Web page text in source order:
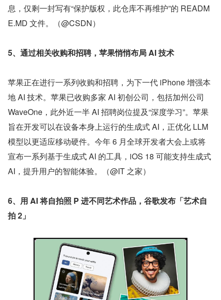
息，仅剩一封写有“保护版权，此仓库不再维护”的 READM
E.MD 文件。（@CSDN）
5、通过相关收购和招聘，苹果悄悄布局 AI 技术
苹果正在进行一系列收购和招聘，为下一代 iPhone 增强本
地 AI 技术。苹果已收购多家 AI 初创公司，包括加州公司
WaveOne，此外近一半 AI 招聘岗位提及“深度学习”。苹果
旨在开发可以在设备本身上运行的生成式 AI，正优化 LLM
模型以更适应移动硬件。今年 6 月全球开发者大会上或将
宣布一系列基于生成式 AI 的工具，iOS 18 可能支持生成式
AI，提升用户的智能体验。（@IT 之家）
6、用 AI 将自拍照 P 进不同艺术作品，谷歌发布「艺术自
拍 2」